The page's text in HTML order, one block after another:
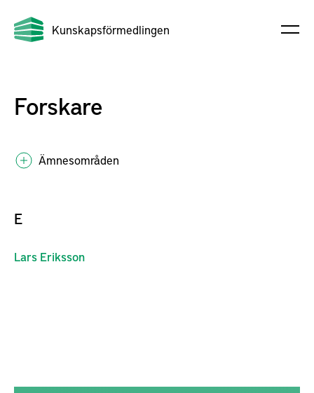
Kunskapsförmedlingen
Forskare
Ämnesområden
E
Lars Eriksson